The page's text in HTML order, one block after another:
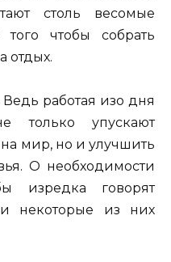
столь весомые
чтобы собрать
отдых.
работая изо дня
только упускают
мир, но и улучшить
О необходимости
изредка говорят
некоторые из них